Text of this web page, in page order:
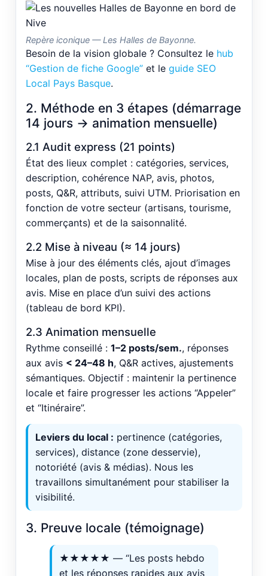
Repère iconique — Les Halles de Bayonne.
Besoin de la vision globale ? Consultez le hub
“Gestion de fiche Google” et le guide SEO
Local Pays Basque.
2. Méthode en 3 étapes (démarrage
14 jours → animation mensuelle)
2.1 Audit express (21 points)
État des lieux complet : catégories, services,
description, cohérence NAP, avis, photos,
posts, Q&R, attributs, suivi UTM. Priorisation en
fonction de votre secteur (artisans, tourisme,
commerçants) et de la saisonnalité.
2.2 Mise à niveau (≈ 14 jours)
Mise à jour des éléments clés, ajout d’images
locales, plan de posts, scripts de réponses aux
avis. Mise en place d’un suivi des actions
(tableau de bord KPI).
2.3 Animation mensuelle
Rythme conseillé : 1–2 posts/sem., réponses
aux avis < 24–48 h, Q&R actives, ajustements
sémantiques. Objectif : maintenir la pertinence
locale et faire progresser les actions “Appeler”
et “Itinéraire”.
Leviers du local : pertinence (catégories,
services), distance (zone desservie),
notoriété (avis & médias). Nous les
travaillons simultanément pour stabiliser la
visibilité.
3. Preuve locale (témoignage)
★★★★★ — “Les posts hebdo
et les réponses rapides aux avis